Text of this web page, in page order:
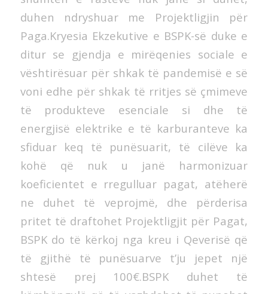
duhen ndryshuar me Projektligjin për
Paga.Kryesia Ekzekutive e BSPK-së duke e
ditur se gjendja e mirëqenies sociale e
vështirësuar për shkak të pandemisë e së
voni edhe për shkak të rritjes së çmimeve
të produkteve esenciale si dhe të
energjisë elektrike e të karburanteve ka
sfiduar keq të punësuarit, të cilëve ka
kohë që nuk u janë harmonizuar
koeficientet e rregulluar pagat, atëherë
ne duhet të veprojmë, dhe përderisa
pritet të draftohet Projektligjit për Pagat,
BSPK do të kërkoj nga kreu i Qeverisë që
të gjithë të punësuarve t’ju jepet një
shtesë prej 100€.BSPK duhet të